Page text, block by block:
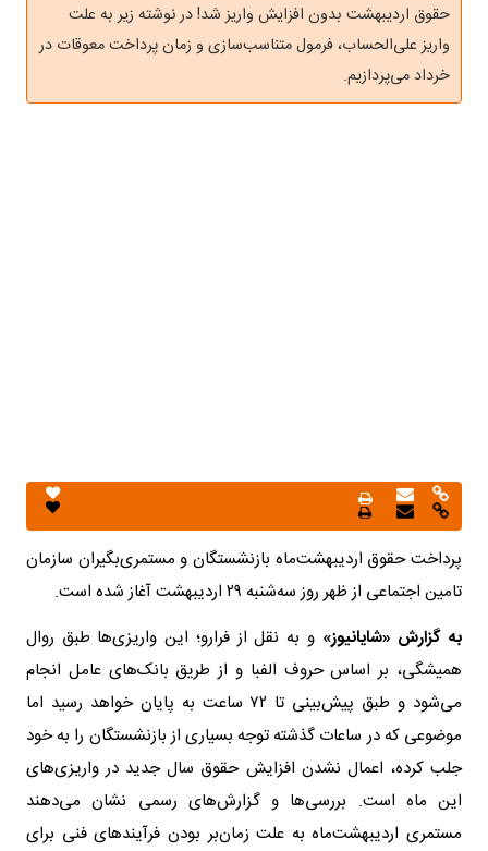
حقوق اردیبهشت بدون افزایش واریز شد! در نوشته زیر به علت
واریز علی‌الحساب، فرمول متناسب‌سازی و زمان پرداخت معوقات در
خرداد می‌پردازیم.
پرداخت حقوق اردیبهشت‌ماه بازنشستگان و مستمری‌بگیران سازمان
تامین اجتماعی از ظهر روز سه‌شنبه ۲۹ اردیبهشت آغاز شده است.
به گزارش «شایانیوز» و به نقل از فرارو؛ این واریزی‌ها طبق روال
همیشگی، بر اساس حروف الفبا و از طریق بانک‌های عامل انجام
می‌شود و طبق پیش‌بینی تا ۷۲ ساعت به پایان خواهد رسید اما
موضوعی که در ساعات گذشته توجه بسیاری از بازنشستگان را به خود
جلب کرده، اعمال نشدن افزایش حقوق سال جدید در واریزی‌های
این ماه است. بررسی‌ها و گزارش‌های رسمی نشان می‌دهند
مستمری اردیبهشت‌ماه به علت زمان‌بر بودن فرآیندهای فنی برای